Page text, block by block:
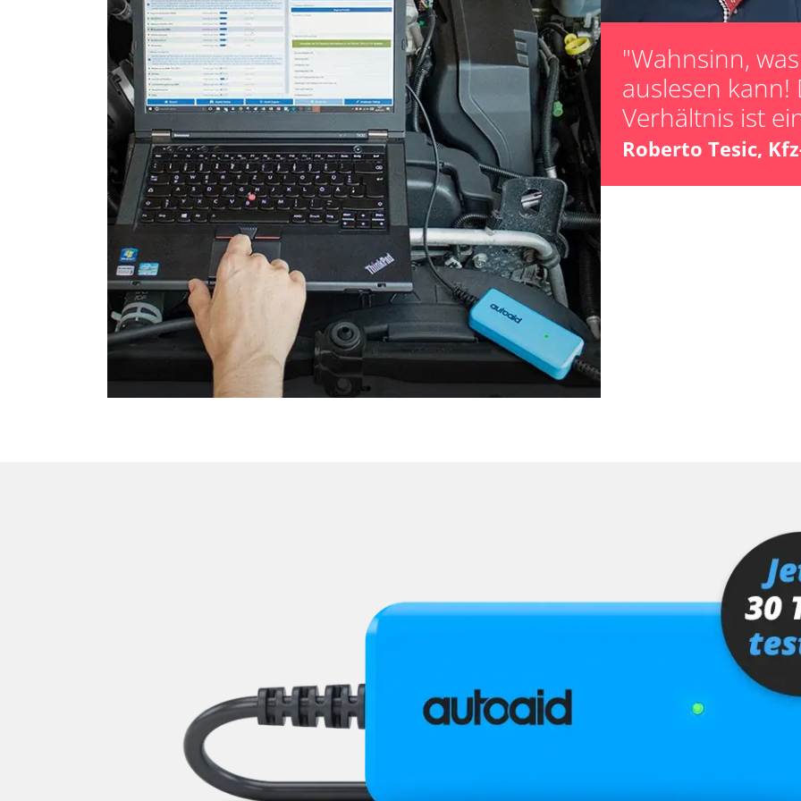
Einparkhilfe
Einparkhilfe Lenkhilfe
Elektronische Zündanlage
Elektronisches Wählhebel-Modul (EWM)
Fahrtrichtungskamera
Fernlichtassistent
Feststellbremse (EPB / SBC)
Gateway
Getriebesteuerung
Heckklappe
Informationsanzeige
Informationsanzeige vorne (FDIM)
Klimaanlage hinten
Kombiinstrument
Kraftstoffpumpe
Oben-, Hinten-, Seitenkamera (TRSVC)
Obere Bedieneinheit
Regen-/Lichtsensor
Reifendruckkontrolle (RDK)
Steuergerät
unbekannte
Zurücksetzen
Zurücksetzen
"Wahnsinn,
auslesen kann!
Verhältnis ist
Roberto Tesic,